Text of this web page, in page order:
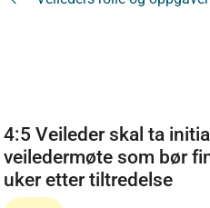
4:5 Veileder skal ta
veiledermøte som bør
uker etter tiltredelse